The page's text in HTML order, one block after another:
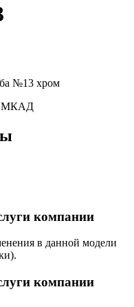
№13 хром
МКАД
компании
в данной модели
компании